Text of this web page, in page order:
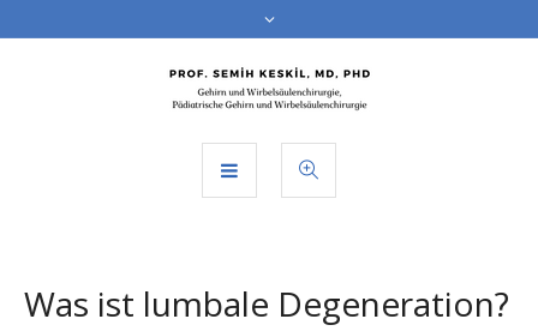
Was ist lumbale Degeneration?